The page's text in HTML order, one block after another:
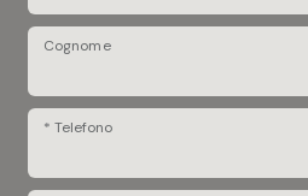
Cognome
* Telefono